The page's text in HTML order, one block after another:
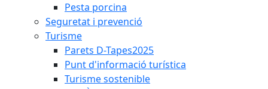
Pesta porcina
Seguretat i prevenció
Turisme
Parets D-Tapes2025
Punt d'informació turística
Turisme sostenible